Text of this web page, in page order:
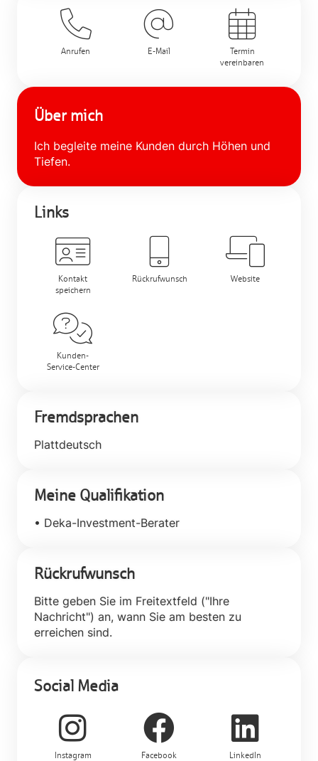
Anrufen E-Mail
Termin
vereinbaren
Über mich
Ich begleite meine Kunden durch Höhen und
Tiefen.
Links
Kontakt
speichern
Rückrufwunsch Website
Kunden-
Service-Center
Fremdsprachen
Plattdeutsch
Meine Qualifikation
• Deka-Investment-Berater
Rückrufwunsch
Bitte geben Sie im Freitextfeld ("Ihre
Nachricht") an, wann Sie am besten zu
erreichen sind.
Social Media
Instagram
Facebook
LinkedIn